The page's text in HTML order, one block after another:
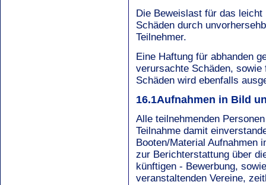
Die Beweislast für das
Schäden durch
Teilnehmer.
Eine Haftung für abhanden
verursachte Schäden,
Schäden wird ebenfalls
16.1Aufnahmen in Bild
Alle teilnehmenden
Teilnahme damit
Booten/Material Aufnahmen
zur Berichterstattung über
künftigen - Bewerbung,
veranstaltenden Vereine,